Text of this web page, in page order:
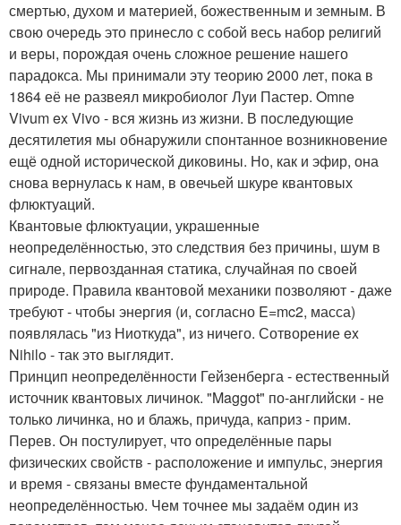
смертью, духом и материей, божественным и земным. В
свою очередь это принесло с собой весь набор религий
и веры, порождая очень сложное решение нашего
парадокса. Мы принимали эту теорию 2000 лет, пока в
1864 её не развеял микробиолог Луи Пастер. Omne
Vivum ex Vivo - вся жизнь из жизни. В последующие
десятилетия мы обнаружили спонтанное возникновение
ещё одной исторической диковины. Но, как и эфир, она
снова вернулась к нам, в овечьей шкуре квантовых
флюктуаций.
Квантовые флюктуации, украшенные
неопределённостью, это следствия без причины, шум в
сигнале, первозданная статика, случайная по своей
природе. Правила квантовой механики позволяют - даже
требуют - чтобы энергия (и, согласно E=mc2, масса)
появлялась "из Ниоткуда", из ничего. Сотворение ex
Nihilo - так это выглядит.
Принцип неопределённости Гейзенберга - естественный
источник квантовых личинок. "Maggot" по-английски - не
только личинка, но и блажь, причуда, каприз - прим.
Перев. Он постулирует, что определённые пары
физических свойств - расположение и импульс, энергия
и время - связаны вместе фундаментальной
неопределённостью. Чем точнее мы задаём один из